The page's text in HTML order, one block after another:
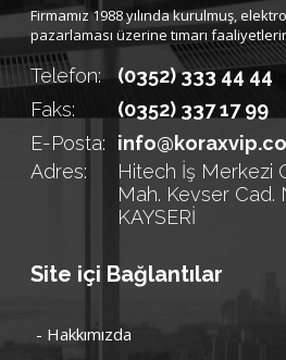
Firmamız 1988 yılında kurulmuş,
pazarlaması üzerine tımarı
Telefon:
(0352) 333 44 44
Faks:
(0352) 337 17 99
E-Posta:
Adres:
Hitech İş Merkezi
Mah. Kevser Cad.
KAYSERİ
Site içi Bağlantılar
- Hakkımızda